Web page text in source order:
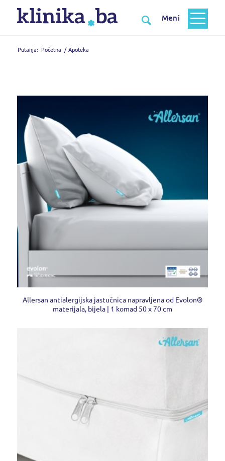
Putanja: Početna / Apoteka
Allersan antialergijska jastučnica napravljena od Evolon®
materijala, bijela | 1 komad 50 x 70 cm